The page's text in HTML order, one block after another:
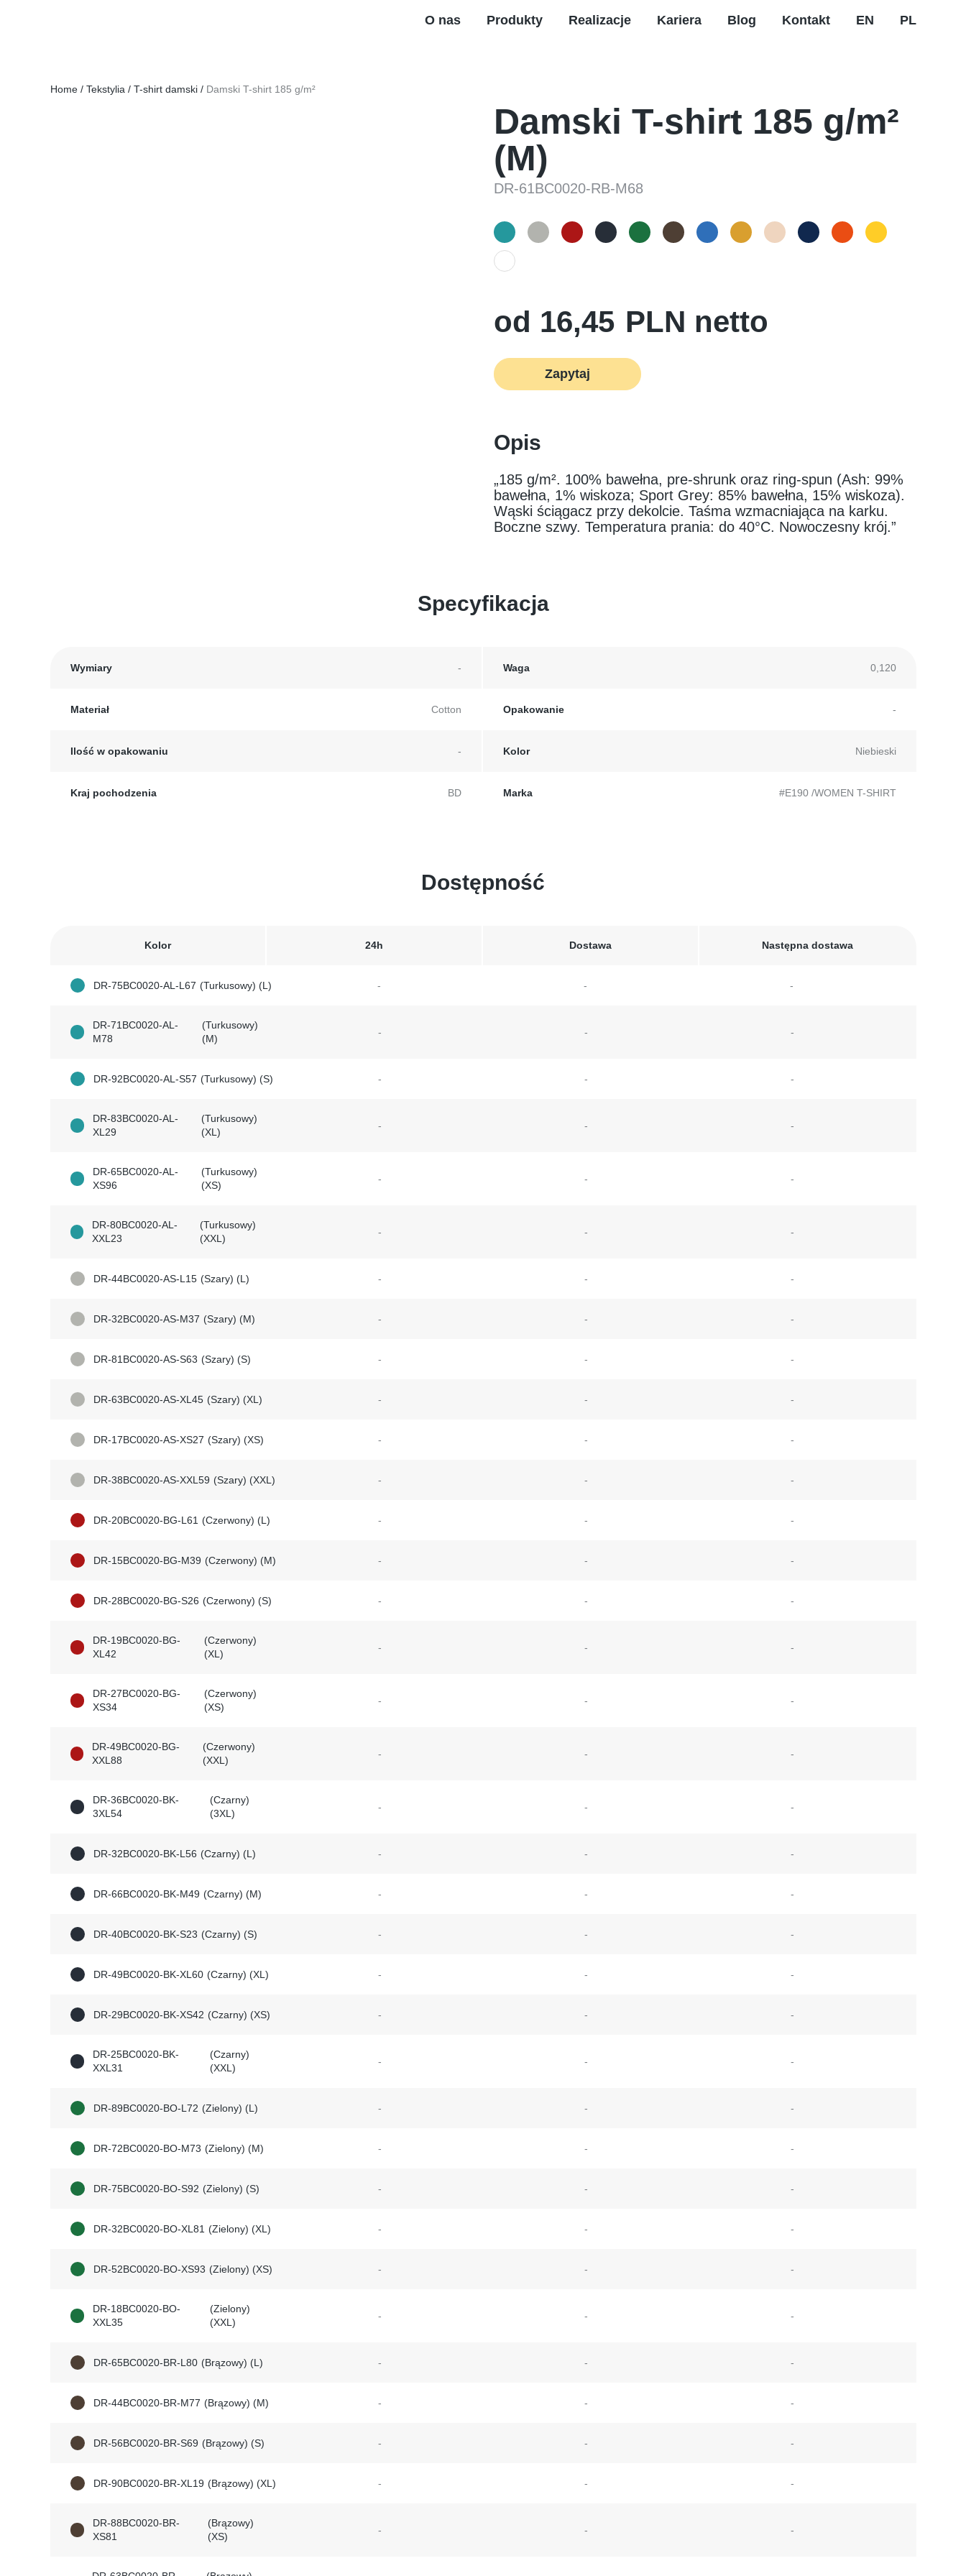
O nas Produkty Realizacje Kariera Blog Kontakt EN PL
Home/ Tekstylia / T-shirt damski/ Damski T-shirt 185 g/m²
Damski T-shirt 185 g/m²
(M)
DR-61BC0020-RB-M68
od 16,45 PLN netto
Zapytaj
Opis
„185 g/m². 100% bawełna, pre-shrunk oraz ring-spun (Ash: 99%
bawełna, 1% wiskoza; Sport Grey: 85% bawełna, 15% wiskoza).
Wąski ściągacz przy dekolcie. Taśma wzmacniająca na karku.
Boczne szwy. Temperatura prania: do 40°C. Nowoczesny krój.”
Specyfikacja
Wymiary - Waga 0,120
Materiał Cotton Opakowanie -
Ilość w opakowaniu - Kolor Niebieski
Kraj pochodzenia BD Marka #E190 /WOMEN T-SHIRT
Dostępność
Kolor 24h Dostawa Następna dostawa
DR-75BC0020-AL-L67 (Turkusowy) (L) - - -
DR-71BC0020-AL-
M78
(Turkusowy)
(M)
- - -
DR-92BC0020-AL-S57 (Turkusowy) (S) - - -
DR-83BC0020-AL-
XL29
(Turkusowy)
(XL)
- - -
DR-65BC0020-AL-
XS96
(Turkusowy)
(XS)
- - -
DR-80BC0020-AL-
XXL23
(Turkusowy)
(XXL)
- - -
DR-44BC0020-AS-L15 (Szary) (L) - - -
DR-32BC0020-AS-M37 (Szary) (M) - - -
DR-81BC0020-AS-S63 (Szary) (S) - - -
DR-63BC0020-AS-XL45 (Szary) (XL) - - -
DR-17BC0020-AS-XS27 (Szary) (XS) - - -
DR-38BC0020-AS-XXL59 (Szary) (XXL) - - -
DR-20BC0020-BG-L61 (Czerwony) (L) - - -
DR-15BC0020-BG-M39 (Czerwony) (M) - - -
DR-28BC0020-BG-S26 (Czerwony) (S) - - -
DR-19BC0020-BG-
XL42
(Czerwony)
(XL)
- - -
DR-27BC0020-BG-
XS34
(Czerwony)
(XS)
- - -
DR-49BC0020-BG-
XXL88
(Czerwony)
(XXL)
- - -
DR-36BC0020-BK-
3XL54
(Czarny)
(3XL)
- - -
DR-32BC0020-BK-L56 (Czarny) (L) - - -
DR-66BC0020-BK-M49 (Czarny) (M) - - -
DR-40BC0020-BK-S23 (Czarny) (S) - - -
DR-49BC0020-BK-XL60 (Czarny) (XL) - - -
DR-29BC0020-BK-XS42 (Czarny) (XS) - - -
DR-25BC0020-BK-
XXL31
(Czarny)
(XXL)
- - -
DR-89BC0020-BO-L72 (Zielony) (L) - - -
DR-72BC0020-BO-M73 (Zielony) (M) - - -
DR-75BC0020-BO-S92 (Zielony) (S) - - -
DR-32BC0020-BO-XL81 (Zielony) (XL) - - -
DR-52BC0020-BO-XS93 (Zielony) (XS) - - -
DR-18BC0020-BO-
XXL35
(Zielony)
(XXL)
- - -
DR-65BC0020-BR-L80 (Brązowy) (L) - - -
DR-44BC0020-BR-M77 (Brązowy) (M) - - -
DR-56BC0020-BR-S69 (Brązowy) (S) - - -
DR-90BC0020-BR-XL19 (Brązowy) (XL) - - -
DR-88BC0020-BR-
XS81
(Brązowy)
(XS)
- - -